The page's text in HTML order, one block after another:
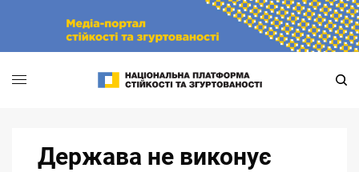
Держава не виконує